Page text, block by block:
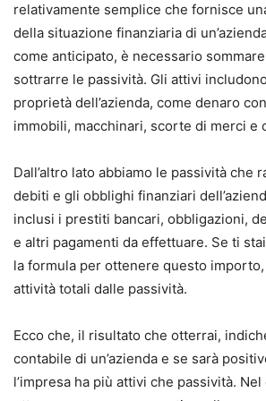
relativamente semplice che fornisce
della situazione finanziaria di
come anticipato, è necessario
sottrarre le passività. Gli attivi
proprietà dell’azienda, come denaro
immobili, macchinari, scorte di merci e
Dall’altro lato abbiamo le passività che
debiti e gli obblighi finanziari
inclusi i prestiti bancari, obbligazioni,
e altri pagamenti da effettuare. Se ti
la formula per ottenere questo
attività totali dalle passività.
Ecco che, il risultato che otterrai,
contabile di un’azienda e se sarà
l’impresa ha più attivi che passività.